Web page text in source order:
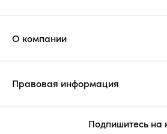
О компании
Правовая информация
Подпишитесь на